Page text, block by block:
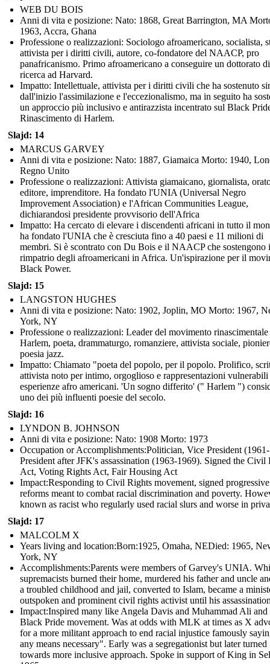
WEB DU BOIS
Anni di vita e posizione: Nato: 1868, Great Barrington, MA
1963, Accra, Ghana
Professione o realizzazioni: Sociologo afroamericano, socialista,
attivista per i diritti civili, autore, co-fondatore del NAACP, pro
panafricanismo. Primo afroamericano a conseguire un dottorato di
ricerca ad Harvard.
Impatto: Intellettuale, attivista per i diritti civili che ha sostenuto
dall'inizio l'assimilazione e l'eccezionalismo, ma in seguito ha
un approccio più inclusivo e antirazzista incentrato sul Black
Rinascimento di Harlem.
Slajd: 14
MARCUS GARVEY
Anni di vita e posizione: Nato: 1887, Giamaica Morto: 1940,
Regno Unito
Professione o realizzazioni: Attivista giamaicano, giornalista,
editore, imprenditore. Ha fondato l'UNIA (Universal Negro
Improvement Association) e l'African Communities League,
dichiarandosi presidente provvisorio dell'Africa
Impatto: Ha cercato di elevare i discendenti africani in tutto il
ha fondato l'UNIA che è cresciuta fino a 40 paesi e 11 milioni di
membri. Si è scontrato con Du Bois e il NAACP che sostengono
rimpatrio degli afroamericani in Africa. Un'ispirazione per il
Black Power.
Slajd: 15
LANGSTON HUGHES
Anni di vita e posizione: Nato: 1902, Joplin, MO Morto: 1967,
York, NY
Professione o realizzazioni: Leader del movimento
Harlem, poeta, drammaturgo, romanziere, attivista sociale,
poesia jazz.
Impatto: Chiamato "poeta del popolo, per il popolo. Prolifico,
attivista noto per intimo, orgoglioso e rappresentazioni
esperienze afro americani. 'Un sogno differito' (" Harlem ")
uno dei più influenti poesie del secolo.
Slajd: 16
LYNDON B. JOHNSON
Anni di vita e posizione: Nato: 1908 Morto: 1973
Occupation or Accomplishments: Politician, Vice President
President after JFK's assassination (1963-1969). Signed the Civil
Act, Voting Rights Act, Fair Housing Act
Impact: Responding to Civil Rights movement, signed progressive
reforms meant to combat racial discrimination and poverty.
known as racist who regularly used racial slurs and worse in
Slajd: 17
MALCOLM X
Years living and location:Born:1925, Omaha, NEDied: 1965,
York, NY
Accomplishments: Parents were members of Garvey's UNIA.
supremacists burned their home, murdered his father and uncle
a troubled childhood and jail, converted to Islam, became a
outspoken and prominent civil rights activist until his
Impact: Inspired many like Angela Davis and Muhammad Ali and
Black Pride movement. Was at odds with MLK at times as X
for a more militant approach to end racial injustice famously
any means necessary". Early was a segregationist but later turned
towards more inclusive approach. Spoke in support of King in